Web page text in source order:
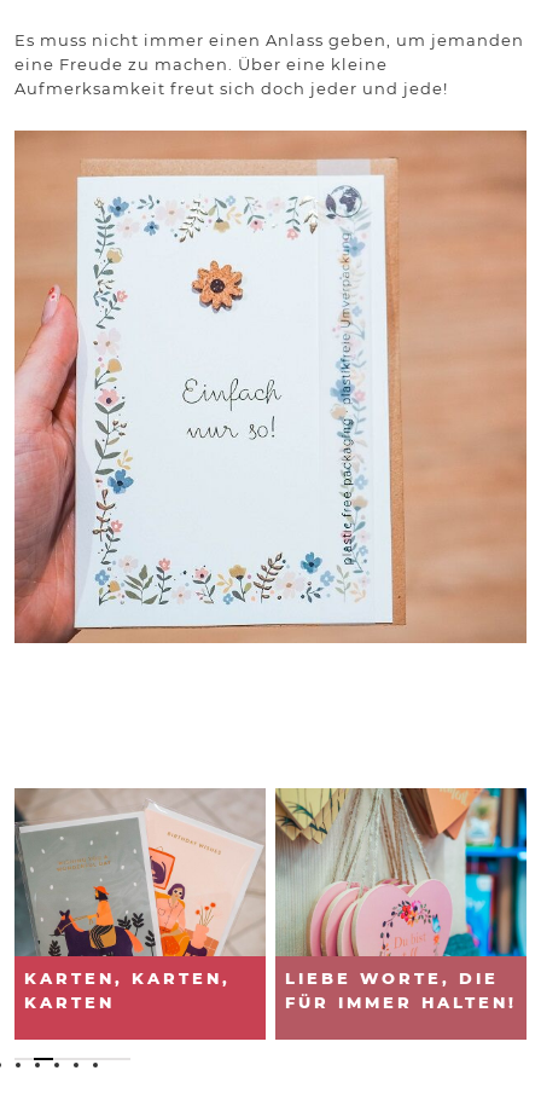
Es muss nicht immer einen Anlass geben, um jemanden
eine Freude zu machen. Über eine kleine
Aufmerksamkeit freut sich doch jeder und jede!
KARTEN, KARTEN,
KARTEN
LIEBE WORTE, DIE
FÜR IMMER HALTEN!